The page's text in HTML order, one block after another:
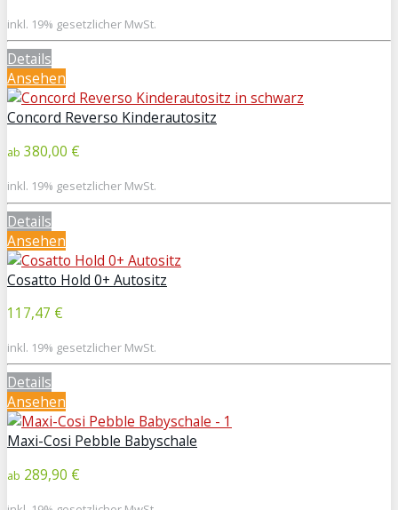
inkl. 19% gesetzlicher MwSt.
Details
Ansehen
Concord Reverso Kinderautositz
ab 380,00 €
inkl. 19% gesetzlicher MwSt.
Details
Ansehen
Cosatto Hold 0+ Autositz
117,47 €
inkl. 19% gesetzlicher MwSt.
Details
Ansehen
Maxi-Cosi Pebble Babyschale
ab 289,90 €